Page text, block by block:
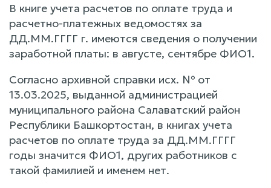
В книге учета расчетов по оплате труда и
расчетно-платежных ведомостях за
ДД.ММ.ГГГГ г. имеются сведения о получении
заработной платы: в августе, сентябре ФИО1.
Согласно архивной справки исх. № от
13.03.2025, выданной администрацией
муниципального района Салаватский район
Республики Башкортостан, в книгах учета
расчетов по оплате труда за ДД.ММ.ГГГГ
годы значится ФИО1, других работников с
такой фамилией и именем нет.